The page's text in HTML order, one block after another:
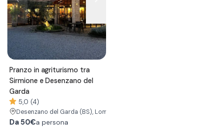
Pranzo in agriturismo tra
Sirmione e Desenzano del
Garda
5,0 (4)
Desenzano del Garda (BS), Lombardia
Da 50€a persona